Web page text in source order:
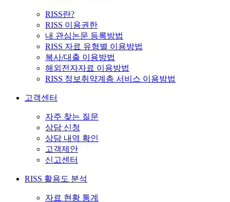
RISS란?
RISS 이용권한
내 관심논문 등록방법
RISS 자료 유형별 이용방법
복사/대출 이용방법
해외전자자료 이용방법
RISS 정보취약계층 서비스 이용방법
고객센터
자주 찾는 질문
상담 신청
상담 내역 확인
고객제안
신고센터
RISS 활용도 분석
자료 현황 통계